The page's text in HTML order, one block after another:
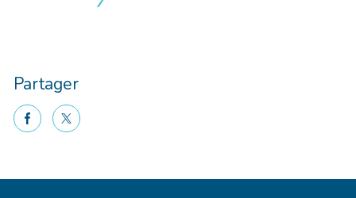
Partager
facebooktwitter